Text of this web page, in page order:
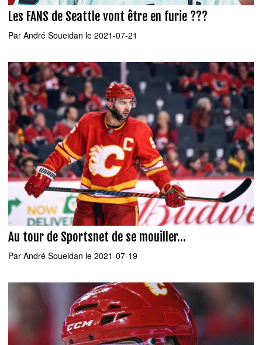
Les FANS de Seattle vont être en furie ???
Par André Soueidan le 2021-07-21
Au tour de Sportsnet de se mouiller...
Par André Soueidan le 2021-07-19